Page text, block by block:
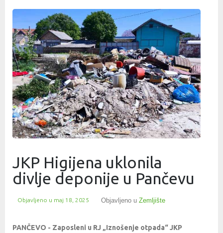
JKP Higijena uklonila
divlje deponije u Pančevu
Objavljeno u maj 18, 2025 Objavljeno u Zemljište
PANČEVO - Zaposleni u RJ „Iznošenje otpada“ JKP